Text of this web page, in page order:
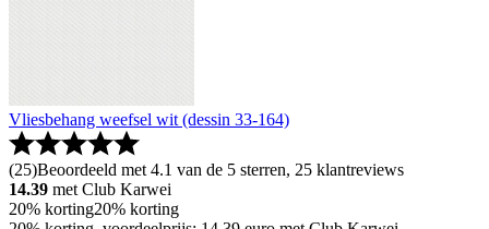
Vliesbehang weefsel wit (dessin 33-164)
(25)Beoordeeld met 4.1 van de 5 sterren, 25 klantreviews
14.39 met Club Karwei
20% korting20% korting